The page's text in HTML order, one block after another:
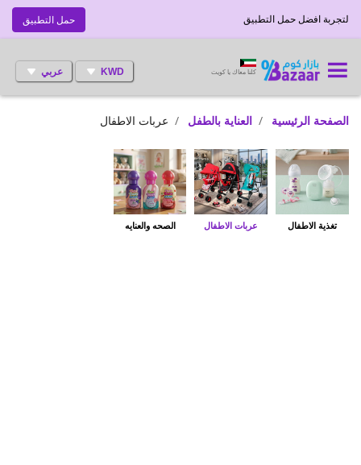
حمل التطبيق لتجربة افضل حمل التطبيق
KWD عربي كلنا معاك يا كويت
الصفحة الرئيسية العناية بالطفل عربات الاطفال
تغذية الاطفال عربات الاطفال الصحه والعنايه